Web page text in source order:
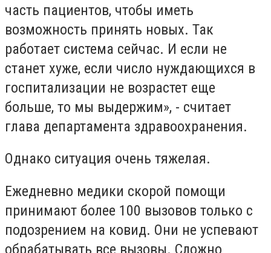
часть пациентов, чтобы иметь
возможность принять новых. Так
работает система сейчас. И если не
станет хуже, если число нуждающихся в
госпитализации не возрастет еще
больше, то мы выдержим», - считает
глава департамента здравоохранения.
Однако ситуация очень тяжелая.
Ежедневно медики скорой помощи
принимают более 100 вызовов только с
подозрением на ковид. Они не успевают
обрабатывать все вызовы. Сложно